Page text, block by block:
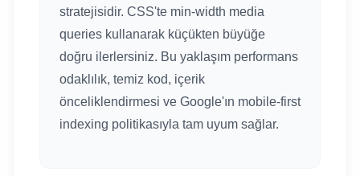
stratejisidir. CSS'te min-width media
queries kullanarak küçükten büyüğe
doğru ilerlersiniz. Bu yaklaşım performans
odaklılık, temiz kod, içerik
önceliklendirmesi ve Google'ın mobile-first
indexing politikasıyla tam uyum sağlar.